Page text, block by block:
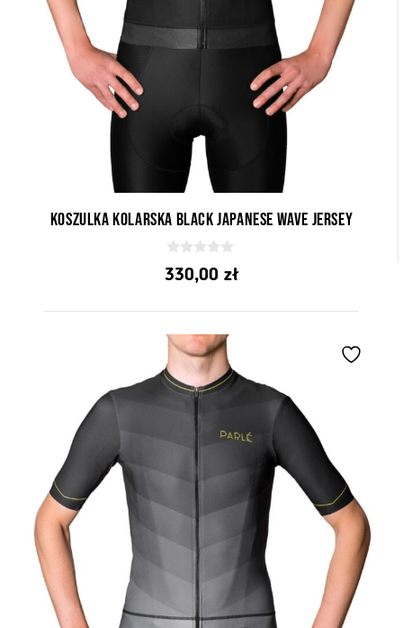
Koszulka kolarska Black Japanese Wave Jersey
0
z
330,00 zł